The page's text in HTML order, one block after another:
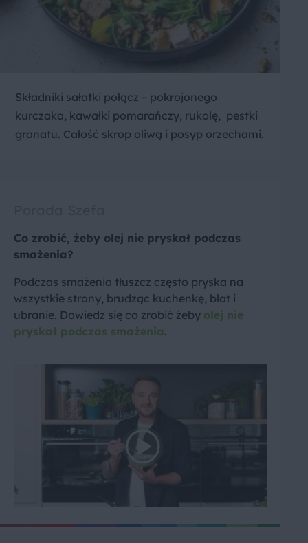
Składniki sałatki połącz – pokrojonego
kurczaka, kawałki pomarańczy, rukolę, pestki
granatu. Całość skrop oliwą i posyp orzechami.
Co zrobić, żeby olej nie pryskał podczas
smażenia?
Podczas smażenia tłuszcz często pryska na
wszystkie strony, brudząc kuchenkę, blat i
ubranie. Dowiedz się co zrobić żeby olej nie
pryskał podczas smażenia.